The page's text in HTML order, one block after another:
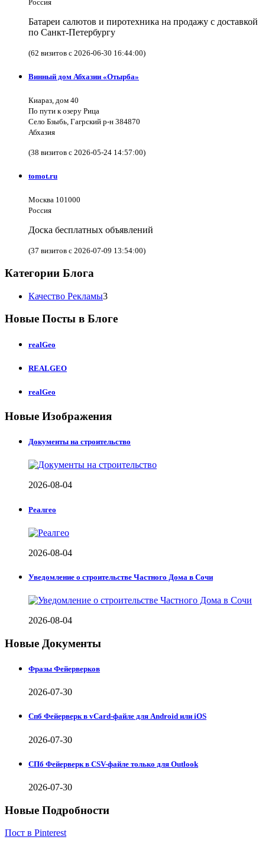
Россия
Батареи салютов и пиротехника на продажу с доставкой
по Санкт-Петербургу
(62 визитов с 2026-06-30 16:44:00)
Винный дом Абхазии «Отырба»
Киараз, дом 40
По пути к озеру Рица
Село Бзыбь, Гагрский р-н 384870
Абхазия
(38 визитов с 2026-05-24 14:57:00)
tomot.ru
Москва 101000
Россия
Доска бесплатных объявлений
(37 визитов с 2026-07-09 13:54:00)
Категории Блога
Качество Рекламы3
Новые Посты в Блоге
realGeo
REALGEO
realGeo
Новые Изображения
Документы на строительство
2026-08-04
Реалгео
2026-08-04
Уведомление о строительстве Частного Дома в Сочи
2026-08-04
Новые Документы
Фразы Фейерверков
2026-07-30
Спб Фейерверк в vCard-файле для Android или iOS
2026-07-30
СПб Фейерверк в CSV-файле только для Outlook
2026-07-30
Новые Подробности
Пост в Pinterest